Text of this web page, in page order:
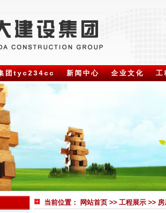
团tyc234cc 新闻中心 企业文化 工
当前位置： 网站首页 >> 工程展示 >>